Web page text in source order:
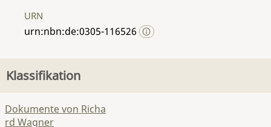
URN
urn:nbn:de:0305-116526
Klassifikation
Dokumente von Richa
rd Wagner